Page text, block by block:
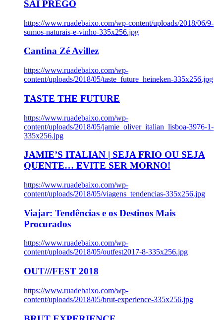
SAI PREGO
https://www.ruadebaixo.com/wp-content/uploads/2018/06/9-
sumos-naturais-e-vinho-335x256.jpg
Cantina Zé Avillez
https://www.ruadebaixo.com/wp-
content/uploads/2018/05/taste_future_heineken-335x256.jpg
TASTE THE FUTURE
https://www.ruadebaixo.com/wp-
content/uploads/2018/05/jamie_oliver_italian_lisboa-3976-1-
335x256.jpg
JAMIE’S ITALIAN | SEJA FRIO OU SEJA
QUENTE… EVITE SER MORNO!
https://www.ruadebaixo.com/wp-
content/uploads/2018/05/viagens_tendencias-335x256.jpg
Viajar: Tendências e os Destinos Mais
Procurados
https://www.ruadebaixo.com/wp-
content/uploads/2018/05/outfest2017-8-335x256.jpg
OUT///FEST 2018
https://www.ruadebaixo.com/wp-
content/uploads/2018/05/brut-experience-335x256.jpg